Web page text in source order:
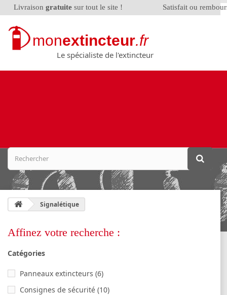
Livraison gratuite sur tout le site ! Satisfait ou
monextincteur.fr
Le spécialiste de l'extincteur
Signalétique
Affinez votre recherche :
Catégories
Panneaux extincteurs (6)
Consignes de sécurité (10)